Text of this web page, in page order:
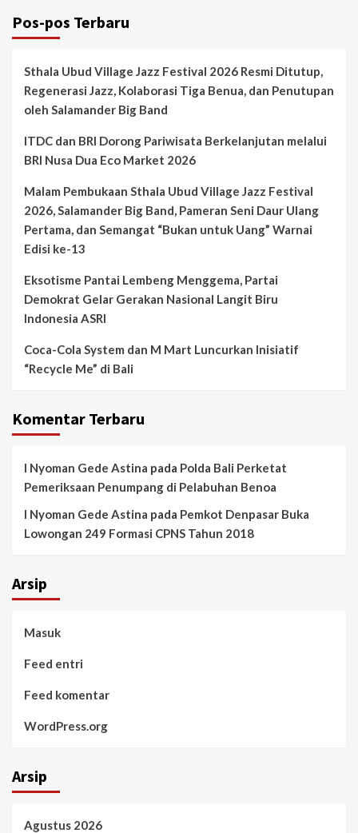
Pos-pos Terbaru
Sthala Ubud Village Jazz Festival 2026 Resmi Ditutup,
Regenerasi Jazz, Kolaborasi Tiga Benua, dan Penutupan
oleh Salamander Big Band
ITDC dan BRI Dorong Pariwisata Berkelanjutan melalui
BRI Nusa Dua Eco Market 2026
Malam Pembukaan Sthala Ubud Village Jazz Festival
2026, Salamander Big Band, Pameran Seni Daur Ulang
Pertama, dan Semangat “Bukan untuk Uang” Warnai
Edisi ke-13
Eksotisme Pantai Lembeng Menggema, Partai
Demokrat Gelar Gerakan Nasional Langit Biru
Indonesia ASRI
Coca-Cola System dan M Mart Luncurkan Inisiatif
“Recycle Me” di Bali
Komentar Terbaru
I Nyoman Gede Astina pada Polda Bali Perketat
Pemeriksaan Penumpang di Pelabuhan Benoa
I Nyoman Gede Astina pada Pemkot Denpasar Buka
Lowongan 249 Formasi CPNS Tahun 2018
Arsip
Masuk
Feed entri
Feed komentar
WordPress.org
Arsip
Agustus 2026